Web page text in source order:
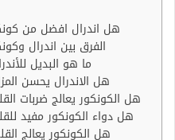
هل اندرال افضل من
الفرق بين اندرال
ما هو البديل
هل الاندرال يحسن
هل الكونكور يعالج ضربات
هل دواء الكونكور مفيد
هل الكونكور يعالج